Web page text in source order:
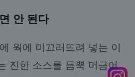
안 된다
웍에 미끄러뜨려 넣는 이
진한 소스를 듬뿍 머금어